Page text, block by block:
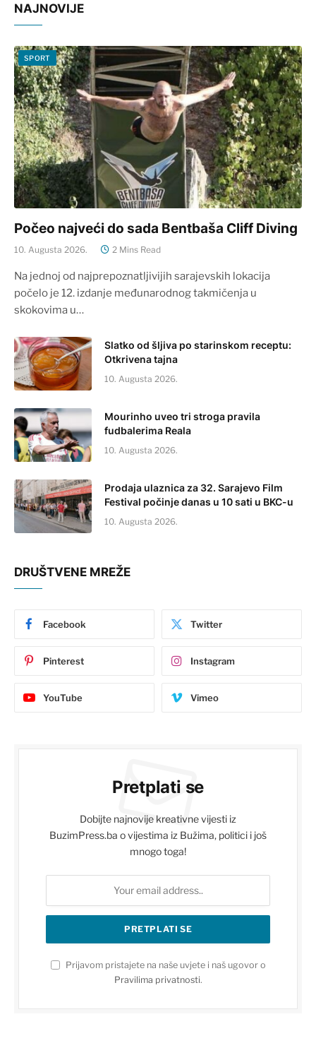
NAJNOVIJE
SPORT
Počeo najveći do sada Bentbaša Cliff Diving
10. Augusta 2026. 2 Mins Read
Na jednoj od najprepoznatljivijih sarajevskih lokacija
počelo je 12. izdanje međunarodnog takmičenja u
skokovima u…
Slatko od šljiva po starinskom receptu:
Otkrivena tajna
10. Augusta 2026.
Mourinho uveo tri stroga pravila
fudbalerima Reala
10. Augusta 2026.
Prodaja ulaznica za 32. Sarajevo Film
Festival počinje danas u 10 sati u BKC-u
10. Augusta 2026.
DRUŠTVENE MREŽE
Facebook Twitter
Pinterest Instagram
YouTube Vimeo
Pretplati se
Dobijte najnovije kreativne vijesti iz
BuzimPress.ba o vijestima iz Bužima, politici i još
mnogo toga!
Prijavom pristajete na naše uvjete i naš ugovor o
Pravilima privatnosti.